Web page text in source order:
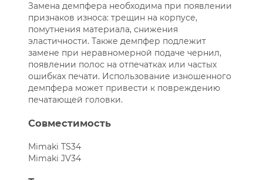
Замена демпфера необходима при появлении
признаков износа: трещин на корпусе,
помутнения материала, снижения
эластичности. Также демпфер подлежит
замене при неравномерной подаче чернил,
появлении полос на отпечатках или частых
ошибках печати. Использование изношенного
демпфера может привести к повреждению
печатающей головки.
Совместимость
Mimaki TS34
Mimaki JV34